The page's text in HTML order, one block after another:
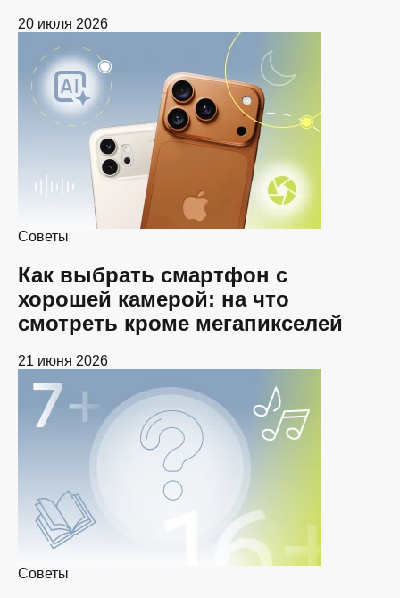
20 июля 2026
Советы
Как выбрать смартфон с
хорошей камерой: на что
смотреть кроме мегапикселей
21 июня 2026
Советы